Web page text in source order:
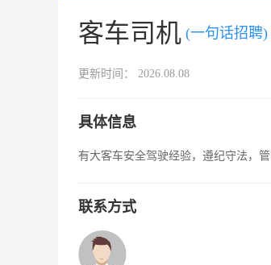
客车司机 (一句话招聘)
更新时间： 2026.08.08
具体信息
有大客车安全驾驶经验，遵纪守法，
联系方式